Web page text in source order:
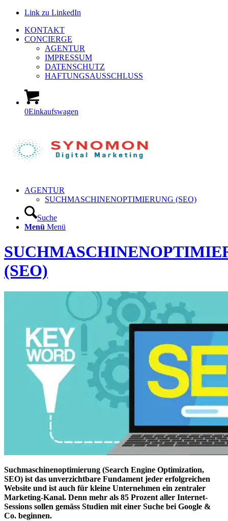
Link zu LinkedIn
KONTAKT
CONCIERGE
AGENTUR
IMPRESSUM
DATENSCHUTZ
HAFTUNGSAUSSCHLUSS
0Einkaufswagen
AGENTUR
SUCHMASCHINENOPTIMIERUNG (SEO)
Suche
Menü Menü
(SEO)
Suchmaschinenoptimierung (Search Engine Optimization,
SEO) ist das unverzichtbare Fundament jeder erfolgreichen
Website und ist auch für kleine Unternehmen ein zentraler
Marketing-Kanal. Denn mehr als 85 Prozent aller Internet-
Sessions sollen gemäss Studien mit einer Suche bei Google &
Co. beginnen.